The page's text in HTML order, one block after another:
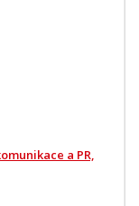
a PR,